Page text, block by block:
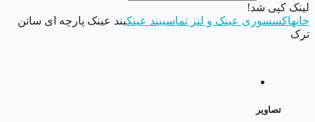
لینک کپی شد!
خانهاکسسوری عینک و لنز تماسیبند عینکبند عینک پارچه ای ساتن
ترک
تصاویر